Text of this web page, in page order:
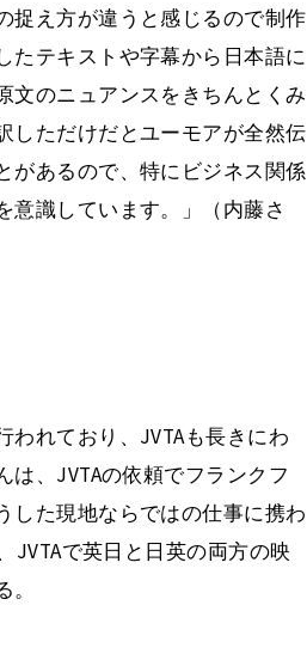
捉え方が違うと感じるので制作
たテキストや字幕から日本語に
文のニュアンスをきちんとくみ
しただけだとユーモアが全然伝
があるので、特にビジネス関係
意識しています。」（内藤さ
われており、JVTAも長きにわ
、JVTAの依頼でフランクフ
した現地ならではの仕事に携わ
JVTAで英日と日英の両方の映